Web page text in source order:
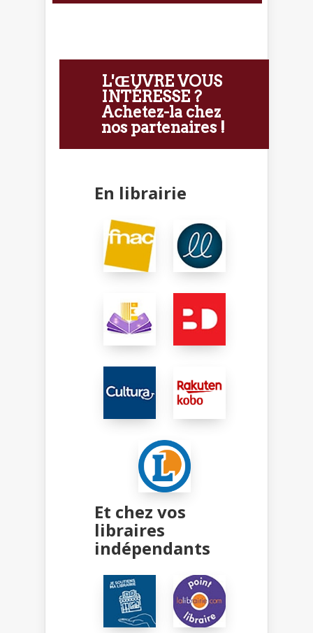
L'ŒUVRE VOUS
INTÉRESSE ?
Achetez-la chez
nos partenaires !
En librairie
Et chez vos
libraires
indépendants